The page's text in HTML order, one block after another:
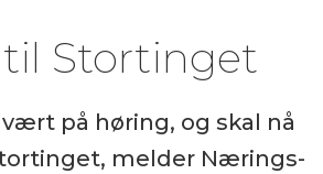
til Stortinget
på høring, og skal nå
melder Nærings-